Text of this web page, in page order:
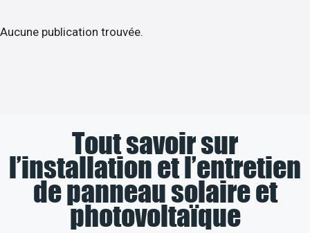
Aucune publication trouvée.
Tout savoir sur
l’installation et l’entretien
de panneau solaire et
photovoltaïque